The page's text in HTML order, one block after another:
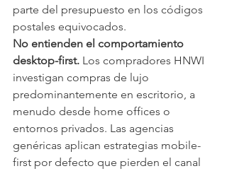
parte del presupuesto en los códigos
postales equivocados.
No entienden el comportamiento
desktop-first. Los compradores HNWI
investigan compras de lujo
predominantemente en escritorio, a
menudo desde home offices o
entornos privados. Las agencias
genéricas aplican estrategias mobile-
first por defecto que pierden el canal